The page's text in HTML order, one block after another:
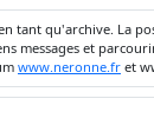
tant qu'archive. La
messages et
www.neronne.fr et